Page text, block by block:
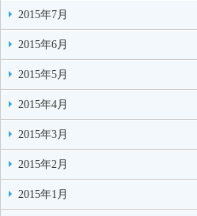
2015年7月
2015年6月
2015年5月
2015年4月
2015年3月
2015年2月
2015年1月